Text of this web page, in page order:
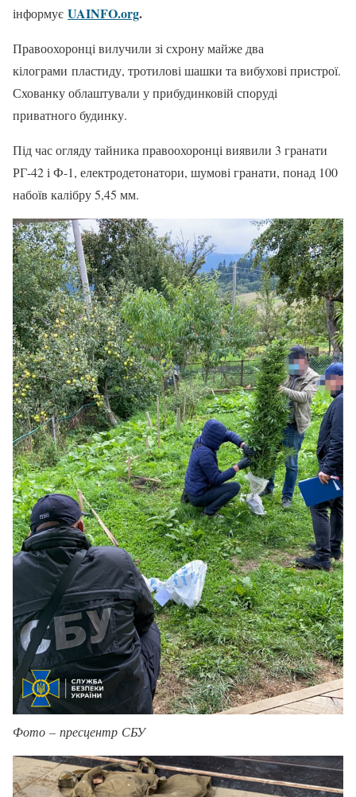
інформує UAINFO.org.
Правоохоронці вилучили зі схрону майже два
кілограми пластиду, тротилові шашки та вибухові пристрої.
Схованку облаштували у прибудинковій споруді
приватного будинку.
Під час огляду тайника правоохоронці виявили 3 гранати
РГ-42 і Ф-1, електродетонатори, шумові гранати, понад 100
набоїв калібру 5,45 мм.
Фото – пресцентр СБУ